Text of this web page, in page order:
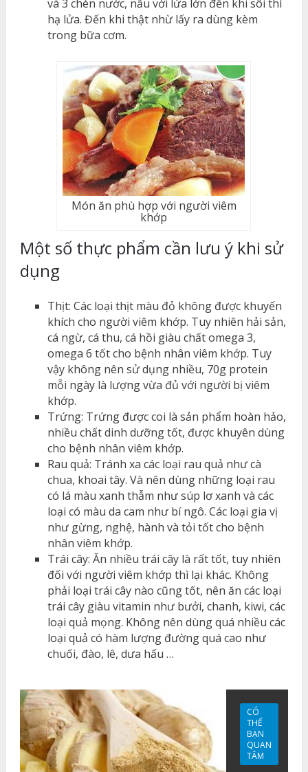
và 3 chén nước, nấu với lửa lớn đến khi sôi thì
hạ lửa. Đến khi thật nhừ lấy ra dùng kèm
trong bữa cơm.
Món ăn phù hợp với người viêm
khớp
Một số thực phẩm cần lưu ý khi sử
dụng
Thịt: Các loại thịt màu đỏ không được khuyến
khích cho người viêm khớp. Tuy nhiên hải sản,
cá ngừ, cá thu, cá hồi giàu chất omega 3,
omega 6 tốt cho bệnh nhân viêm khớp. Tuy
vậy không nên sử dụng nhiều, 70g protein
mỗi ngày là lượng vừa đủ với người bị viêm
khớp.
Trứng: Trứng được coi là sản phẩm hoàn hảo,
nhiều chất dinh dưỡng tốt, được khuyên dùng
cho bệnh nhân viêm khớp.
Rau quả: Tránh xa các loại rau quả như cà
chua, khoai tây. Và nên dùng những loại rau
có lá màu xanh thẫm như súp lơ xanh và các
loại có màu da cam như bí ngô. Các loại gia vị
như gừng, nghệ, hành và tỏi tốt cho bệnh
nhân viêm khớp.
Trái cây: Ăn nhiều trái cây là rất tốt, tuy nhiên
đối với người viêm khớp thì lại khác. Không
phải loại trái cây nào cũng tốt, nên ăn các loại
trái cây giàu vitamin như bưởi, chanh, kiwi, các
loại quả mọng. Không nên dùng quá nhiều các
loại quả có hàm lượng đường quá cao như
chuối, đào, lê, dưa hấu …
CÓ
THỂ
BẠN
QUAN
TÂM